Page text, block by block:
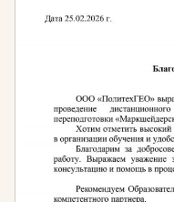
Приказ
защиты РФ от 3
«Специалист по
Приказ от 27
утверждении
«Буровой